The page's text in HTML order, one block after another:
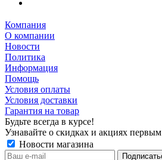
Компания
О компании
Новости
Политика
Информация
Помощь
Условия оплаты
Условия доставки
Гарантия на товар
Будьте всегда в курсе!
Узнавайте о скидках и акциях первым
Новости магазина